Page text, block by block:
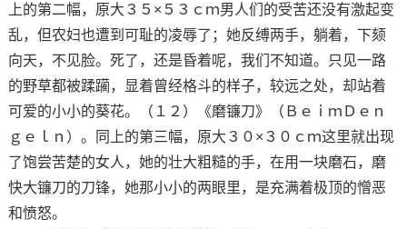
上的第二幅，原大３５×５３ｃｍ男人们的受苦还没有激起变
乱，但农妇也遭到可耻的凌辱了；她反缚两手，躺着，下颏
向天，不见脸。死了，还是昏着呢，我们不知道。只见一路
的野草都被蹂躏，显着曾经格斗的样子，较远之处，却站着
可爱的小小的葵花。（１２）《磨镰刀》（ＢｅｉｍＤｅｎ
ｇｅｌｎ）。同上的第三幅，原大３０×３０ｃｍ这里就出现
了饱尝苦楚的女人，她的壮大粗糙的手，在用一块磨石，磨
快大镰刀的刀锋，她那小小的两眼里，是充满着极顶的憎恶
和愤怒。